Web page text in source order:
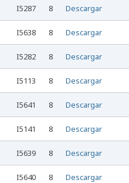
I5287 8 Descargar
I5638 8 Descargar
I5282 8 Descargar
I5113 8 Descargar
I5641 8 Descargar
I5141 8 Descargar
I5639 8 Descargar
I5640 8 Descargar